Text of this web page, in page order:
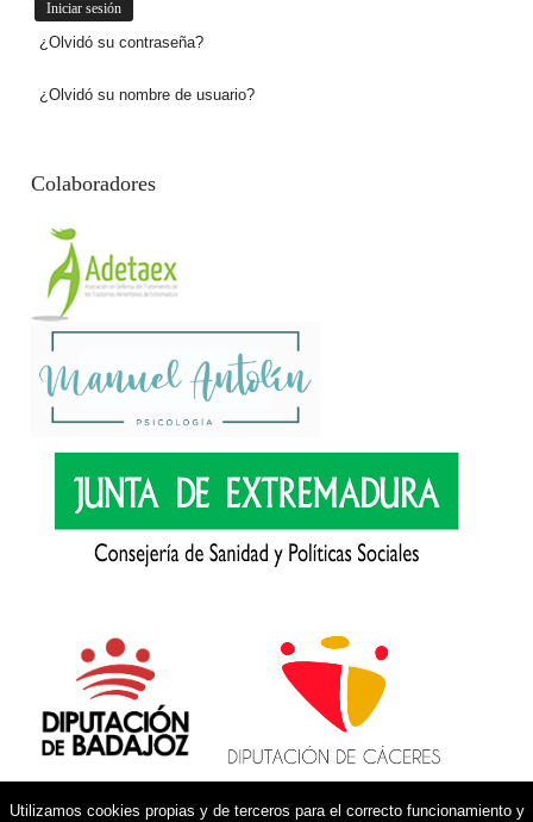
¿Olvidó su contraseña?
¿Olvidó su nombre de usuario?
Colaboradores
Utilizamos cookies propias y de terceros para el correcto funcionamiento y